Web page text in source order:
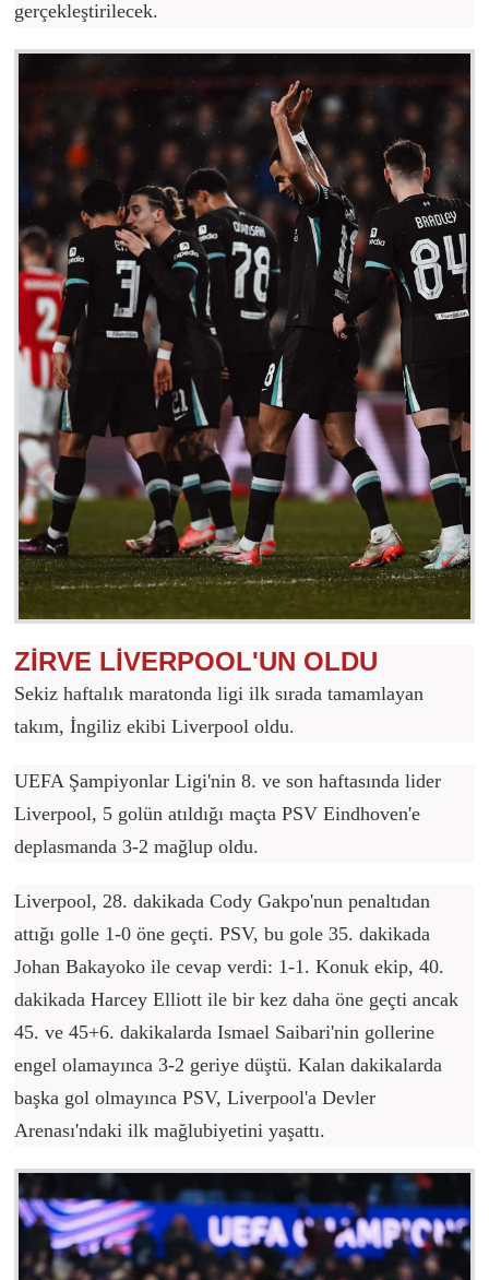
gerçekleştirilecek.
ZİRVE LİVERPOOL'UN OLDU
Sekiz haftalık maratonda ligi ilk sırada tamamlayan
takım, İngiliz ekibi Liverpool oldu.
UEFA Şampiyonlar Ligi'nin 8. ve son haftasında lider
Liverpool, 5 golün atıldığı maçta PSV Eindhoven'e
deplasmanda 3-2 mağlup oldu.
Liverpool, 28. dakikada Cody Gakpo'nun penaltıdan
attığı golle 1-0 öne geçti. PSV, bu gole 35. dakikada
Johan Bakayoko ile cevap verdi: 1-1. Konuk ekip, 40.
dakikada Harcey Elliott ile bir kez daha öne geçti ancak
45. ve 45+6. dakikalarda Ismael Saibari'nin gollerine
engel olamayınca 3-2 geriye düştü. Kalan dakikalarda
başka gol olmayınca PSV, Liverpool'a Devler
Arenası'ndaki ilk mağlubiyetini yaşattı.